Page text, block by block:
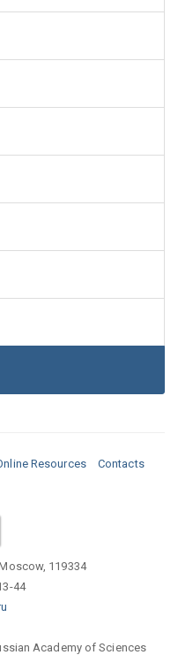
Resources Contacts
119334
44
Academy of Sciences